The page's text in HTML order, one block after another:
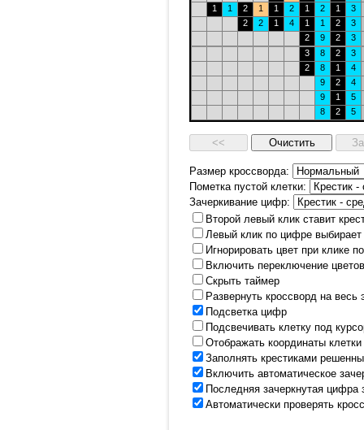
1
1 2 1 1 2 1 2 1
3
2
2 1 4 1 1 2
3
2
9 2
3
3
8 2
3
2
8 1
4
9
2
4
9
1
5
8
2 5
Размер кроссворда:
Пометка пустой клетки:
Зачеркивание цифр:
Второй левый клик ставит
Левый клик по цифре выбирает
Игнорировать цвет при клике
Включить переключение
Скрыть таймер
Развернуть кроссворд на
Подсветка цифр
Подсвечивать клетку под
Отображать координаты
Заполнять крестиками
Включить автоматическое
Последняя зачеркнутая цифра
Автоматически проверять